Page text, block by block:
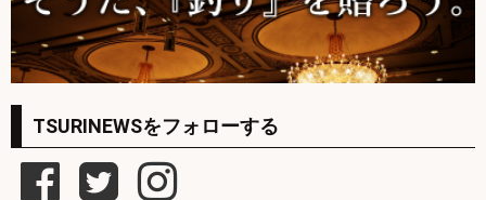
TSURINEWSをフォローする